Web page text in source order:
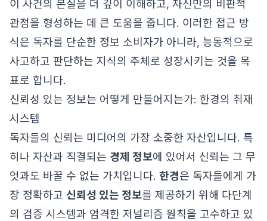
이 사건의 본질을 더 깊이 이해하고, 자신만의 비판적
관점을 형성하는 데 큰 도움을 줍니다. 이러한 접근 방
식은 독자를 단순한 정보 소비자가 아니라, 능동적으로
사고하고 판단하는 지식의 주체로 성장시키는 것을 목
표로 합니다.
신뢰성 있는 정보는 어떻게 만들어지는가: 한경의 취재
시스템
독자들의 신뢰는 미디어의 가장 소중한 자산입니다. 특
히나 자산과 직결되는 경제 정보에 있어서 신뢰는 그 무
엇과도 바꿀 수 없는 가치입니다. 한경은 독자들에게 가
장 정확하고 신뢰성 있는 정보를 제공하기 위해 다단계
의 검증 시스템과 엄격한 저널리즘 원칙을 고수하고 있